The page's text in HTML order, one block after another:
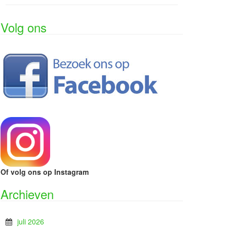
Volg ons
Of volg ons op Instagram
Archieven
juli 2026